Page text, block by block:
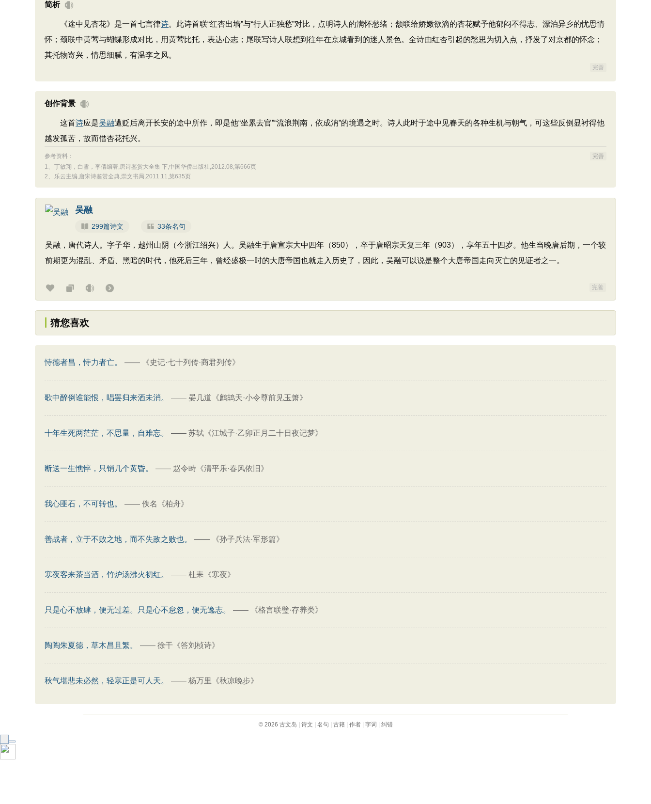
简析
《途中见杏花》是一首七言律诗。此诗首联“红杏出墙”与“行人正独愁”对比，点明诗人的满怀愁绪；颔联给娇嫩欲滴的杏花赋予他郁闷不得志、漂泊异乡的忧思情
怀；颈联中黄莺与蝴蝶形成对比，用黄莺比托，表达心志；尾联写诗人联想到往年在京城看到的迷人景色。全诗由红杏引起的愁思为切入点，抒发了对京都的怀念；
其托物寄兴，情思细腻，有温李之风。
完善
创作背景
这首诗应是吴融遭贬后离开长安的途中所作，即是他“坐累去官”“流浪荆南，依成汭”的境遇之时。诗人此时于途中见春天的各种生机与朝气，可这些反倒显衬得他
越发孤苦，故而借杏花托兴。
参考资料：
完善
1、 丁敏翔，白雪，李倩编著,唐诗鉴赏大全集 下,中国华侨出版社,2012.08,第666页
2、
乐云主编,唐宋诗鉴赏全典,崇文书局,2011.11,第635页
吴融
299篇诗文 33条名句
吴融，唐代诗人。字子华，越州山阴（今浙江绍兴）人。吴融生于唐宣宗大中四年（850），卒于唐昭宗天复三年（903），享年五十四岁。他生当晚唐后期，一个较
前期更为混乱、矛盾、黑暗的时代，他死后三年，曾经盛极一时的大唐帝国也就走入历史了，因此，吴融可以说是整个大唐帝国走向灭亡的见证者之一。
完善
猜您喜欢
恃德者昌，恃力者亡。 —— 《史记·七十列传·商君列传》
歌中醉倒谁能恨，唱罢归来酒未消。 —— 晏几道《鹧鸪天·小令尊前见玉箫》
十年生死两茫茫，不思量，自难忘。 —— 苏轼《江城子·乙卯正月二十日夜记梦》
断送一生憔悴，只销几个黄昏。 —— 赵令畤《清平乐·春风依旧》
我心匪石，不可转也。 —— 佚名《柏舟》
善战者，立于不败之地，而不失敌之败也。 —— 《孙子兵法·军形篇》
寒夜客来茶当酒，竹炉汤沸火初红。 —— 杜耒《寒夜》
只是心不放肆，便无过差。只是心不怠忽，便无逸志。 —— 《格言联璧·存养类》
陶陶朱夏德，草木昌且繁。 —— 徐干《答刘桢诗》
秋气堪悲未必然，轻寒正是可人天。 —— 杨万里《秋凉晚步》
© 2026 古文岛 诗文 名句 古籍| 作者| 字词 纠错